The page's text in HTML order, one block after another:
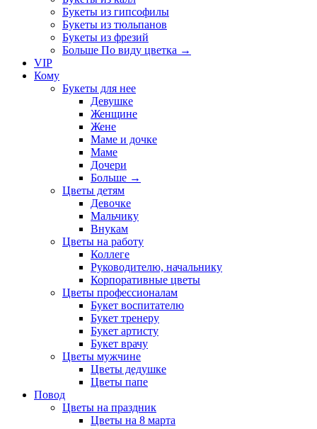
Букеты из гипсофилы
Букеты из тюльпанов
Букеты из фрезий
Больше По виду цветка →
VIP
Кому
Букеты для нее
Девушке
Женщине
Жене
Маме и дочке
Маме
Дочери
Больше →
Цветы детям
Девочке
Мальчику
Внукам
Цветы на работу
Коллеге
Руководителю, начальнику
Корпоративные цветы
Цветы профессионалам
Букет воспитателю
Букет тренеру
Букет артисту
Букет врачу
Цветы мужчине
Цветы дедушке
Цветы папе
Повод
Цветы на праздник
Цветы на 8 марта